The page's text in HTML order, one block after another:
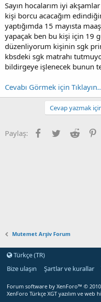
a
ş
l
a
t
a
n
ç
t
a
r
h
Sayın hocalarım iyi
kişi borcu acacağım
yaptığımda 15 mayısta
yapaçak ben bu kişi için 19
düzenliyorum kişinin sgk
kbsdeki sgk matrahı
bildirgeye işlenecek bunun
Cevabı Görmek için
Cevap yazmak
Paylaş: Facebook
TwitterReddit
Mutemet Arşiv Forum
Türkçe (TR)
Bize ulaşın
Şartlar ve kurallar
Forum software by XenForo™ ©
XenForo Türkçe XGT yazılım ve web